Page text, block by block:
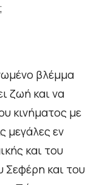
βλέμμα
ζωή και να
κινήματος με
μεγάλες εν
και του
Σεφέρη και του